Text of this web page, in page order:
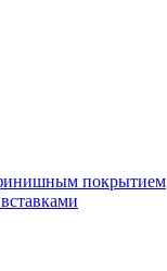
покрытием